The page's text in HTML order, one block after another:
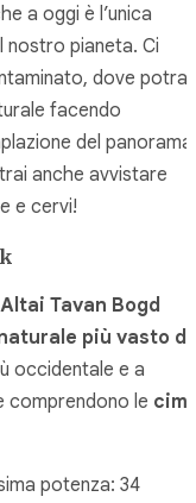
a oggi è l’unica
nostro pianeta. Ci
dove potrai
facendo
del panorama:
anche avvistare
e cervi!
Altai Tavan Bogd
più vasto
occidentale e a
comprendono le
potenza: 34